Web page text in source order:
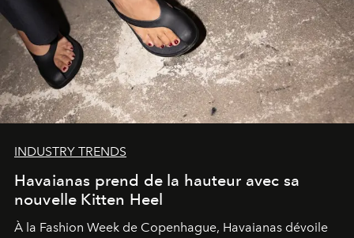
INDUSTRY TRENDS
Havaianas prend de la hauteur avec sa
nouvelle Kitten Heel
À la Fashion Week de Copenhague, Havaianas dévoile